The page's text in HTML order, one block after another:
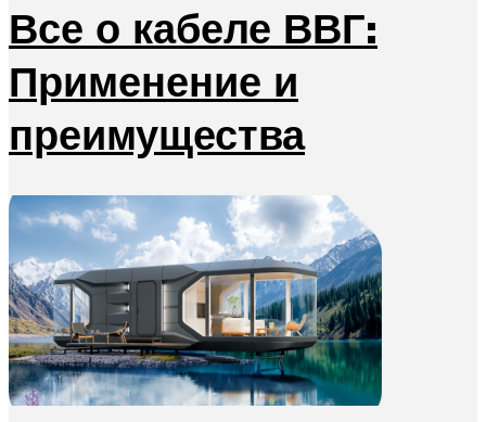
Все о кабеле ВВГ:
Применение и
преимущества